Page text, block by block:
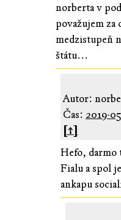
norberta v
považujem
medzistupeň
štátu...
Autor:
Čas: 2019-
[↑]
Hefo, darmo
Fialu a spol
ankapu